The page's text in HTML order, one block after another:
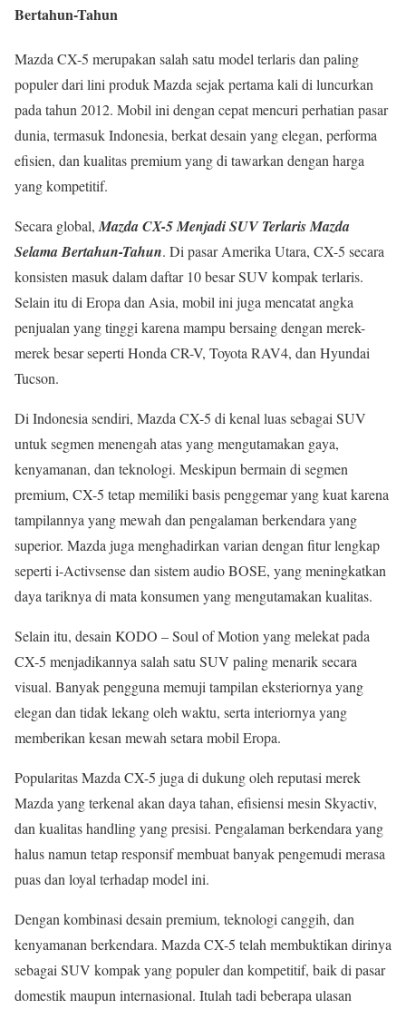
Bertahun-Tahun
Mazda CX-5 merupakan salah satu model terlaris dan paling
populer dari lini produk Mazda sejak pertama kali di luncurkan
pada tahun 2012. Mobil ini dengan cepat mencuri perhatian pasar
dunia, termasuk Indonesia, berkat desain yang elegan, performa
efisien, dan kualitas premium yang di tawarkan dengan harga
yang kompetitif.
Secara global, Mazda CX-5 Menjadi SUV Terlaris Mazda
Selama Bertahun-Tahun. Di pasar Amerika Utara, CX-5 secara
konsisten masuk dalam daftar 10 besar SUV kompak terlaris.
Selain itu di Eropa dan Asia, mobil ini juga mencatat angka
penjualan yang tinggi karena mampu bersaing dengan merek-
merek besar seperti Honda CR-V, Toyota RAV4, dan Hyundai
Tucson.
Di Indonesia sendiri, Mazda CX-5 di kenal luas sebagai SUV
untuk segmen menengah atas yang mengutamakan gaya,
kenyamanan, dan teknologi. Meskipun bermain di segmen
premium, CX-5 tetap memiliki basis penggemar yang kuat karena
tampilannya yang mewah dan pengalaman berkendara yang
superior. Mazda juga menghadirkan varian dengan fitur lengkap
seperti i-Activsense dan sistem audio BOSE, yang meningkatkan
daya tariknya di mata konsumen yang mengutamakan kualitas.
Selain itu, desain KODO – Soul of Motion yang melekat pada
CX-5 menjadikannya salah satu SUV paling menarik secara
visual. Banyak pengguna memuji tampilan eksteriornya yang
elegan dan tidak lekang oleh waktu, serta interiornya yang
memberikan kesan mewah setara mobil Eropa.
Popularitas Mazda CX-5 juga di dukung oleh reputasi merek
Mazda yang terkenal akan daya tahan, efisiensi mesin Skyactiv,
dan kualitas handling yang presisi. Pengalaman berkendara yang
halus namun tetap responsif membuat banyak pengemudi merasa
puas dan loyal terhadap model ini.
Dengan kombinasi desain premium, teknologi canggih, dan
kenyamanan berkendara. Mazda CX-5 telah membuktikan dirinya
sebagai SUV kompak yang populer dan kompetitif, baik di pasar
domestik maupun internasional. Itulah tadi beberapa ulasan